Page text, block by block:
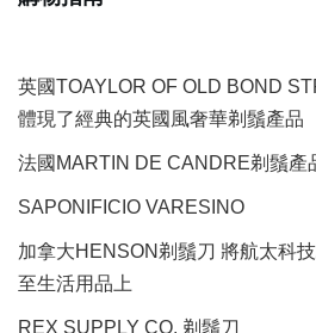
英國TOAYLOR OF OLD BOND
體現了經典的英國風奢華剃鬚產品
法國MARTIN DE CANDRE剃鬚產
SAPONIFICIO VARESINO
加拿大HENSON剃鬚刀 將航太科
至生活用品上
REX SUPPLY CO. 剃鬚刀